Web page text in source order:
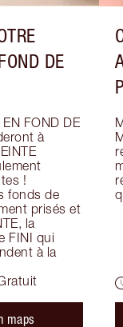
DE
FOND DE
à
!
fonds de
prisés et
la
FINI qui
à la
maps